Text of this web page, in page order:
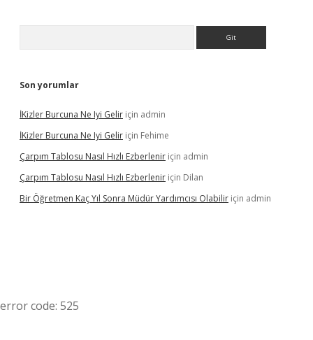
Son yorumlar
İKizler Burcuna Ne Iyi Gelir için admin
İKizler Burcuna Ne Iyi Gelir için Fehime
Çarpım Tablosu Nasıl Hızlı Ezberlenir için admin
Çarpım Tablosu Nasıl Hızlı Ezberlenir için Dilan
Bir Öğretmen Kaç Yıl Sonra Müdür Yardımcısı Olabilir için admin
error code: 525